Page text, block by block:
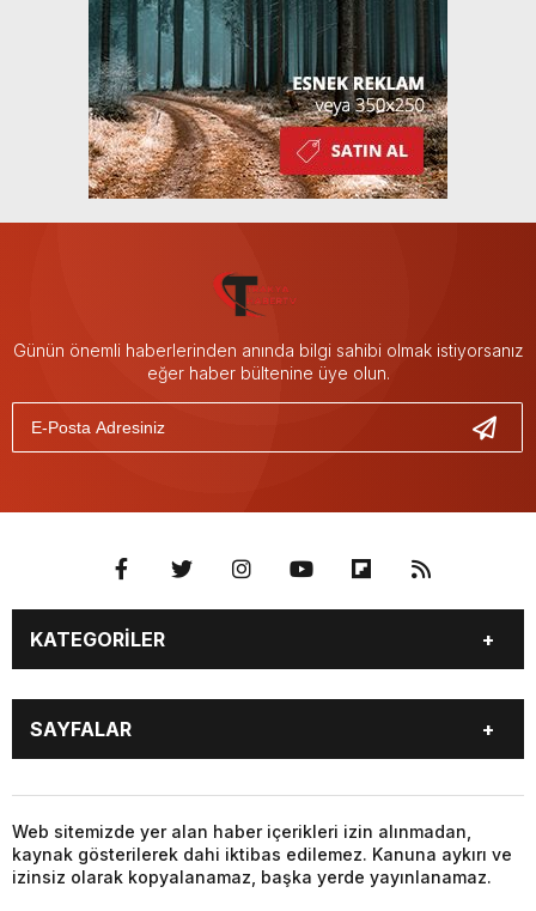
Günün önemli haberlerinden anında bilgi sahibi olmak istiyorsanız
eğer haber bültenine üye olun.
KATEGORİLER
GÜNDEM
SEKTÖR ÖZEL
DÜNYA
EKONOMİ
SPOR
SAYFALAR
DÜNYA
SİYASET
EKONOMİ
SPOR
Web sitemizde yer alan haber içerikleri izin alınmadan,
kaynak gösterilerek dahi iktibas edilemez. Kanuna aykırı ve
izinsiz olarak kopyalanamaz, başka yerde yayınlanamaz.